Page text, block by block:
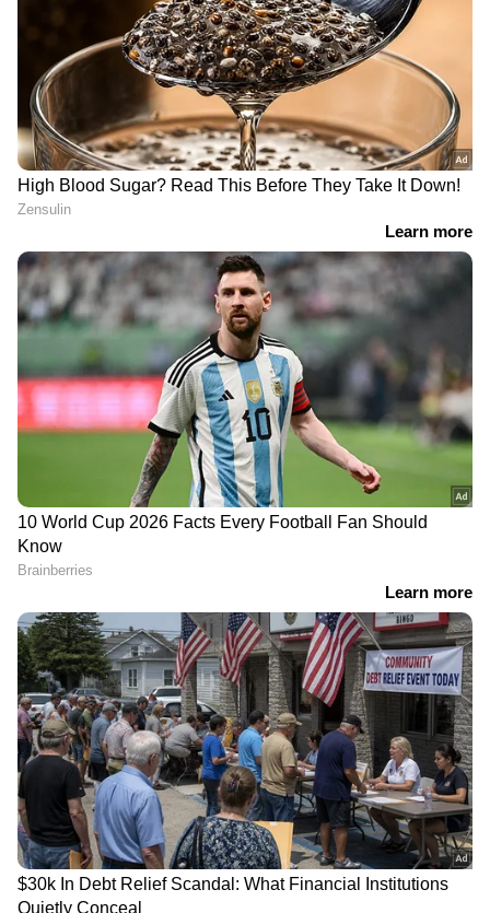
പ്രത്യേകതകളുണ്ട്.
ചുവപ്പ്, കറുപ്പ് നിറങ്ങളില്‍ വാവെയ് മേറ്റ്
എക്‌സ്‌ടിയുടെ വേരിയന്‍റുകള്‍ ലഭ്യമാണ്.
മടക്കിവെക്കാവുന്ന മൂന്ന് സ്ക്രീനുകളുള്ള ഈ
ഫോണ്‍ അഞ്ച് വര്‍ഷം നീണ്ട
പ്രയത്നത്തിനൊടുവിലാണ് പുറത്തിറക്കാനായത്
എന്ന് വാവെയ് കണ്‍സ്യൂമര്‍ ബിസിനസ്
ചെയര്‍മാന്‍ വ്യക്തമാക്കി. ലോകത്തെ ആദ്യ
ട്രിപ്പിള്‍ ഫോള്‍ഡ് ഫോള്‍ഡബിള്‍ എന്ന
വിശേഷണത്തിന് പുറമെ ഏറ്റവും വലുതും
കനംകുറഞ്ഞതുമായ ഫോള്‍ഡബിള്‍
സ്‌മാര്‍ട്ട്ഫോണ്‍ എന്ന വിശേഷണവും വാവെയ്
മേറ്റ് എക്‌സ്‌ടി അവകാശപ്പെടുന്നു.